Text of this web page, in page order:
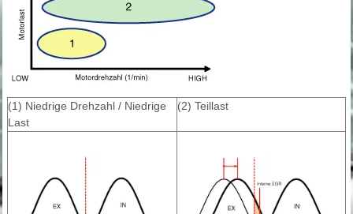
(1) Niedrige Drehzahl / Niedrige
Last
(2) Teillast